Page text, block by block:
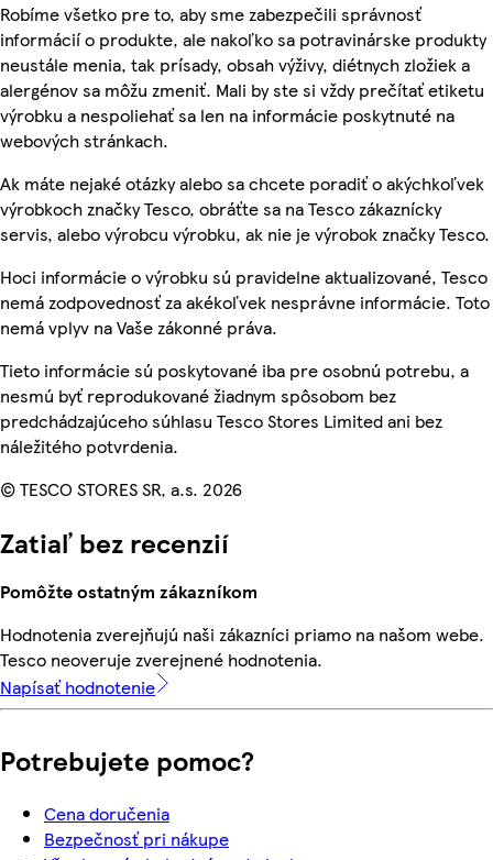
Robíme všetko pre to, aby sme zabezpečili správnosť
informácií o produkte, ale nakoľko sa potravinárske produkty
neustále menia, tak prísady, obsah výživy, diétnych zložiek a
alergénov sa môžu zmeniť. Mali by ste si vždy prečítať etiketu
výrobku a nespoliehať sa len na informácie poskytnuté na
webových stránkach.
Ak máte nejaké otázky alebo sa chcete poradiť o akýchkoľvek
výrobkoch značky Tesco, obráťte sa na Tesco zákaznícky
servis, alebo výrobcu výrobku, ak nie je výrobok značky Tesco.
Hoci informácie o výrobku sú pravidelne aktualizované, Tesco
nemá zodpovednosť za akékoľvek nesprávne informácie. Toto
nemá vplyv na Vaše zákonné práva.
Tieto informácie sú poskytované iba pre osobnú potrebu, a
nesmú byť reprodukované žiadnym spôsobom bez
predchádzajúceho súhlasu Tesco Stores Limited ani bez
náležitého potvrdenia.
© TESCO STORES SR, a.s. 2026
Zatiaľ bez recenzií
Pomôžte ostatným zákazníkom
Hodnotenia zverejňujú naši zákazníci priamo na našom webe.
Tesco neoveruje zverejnené hodnotenia.
Napísať hodnotenie
Potrebujete pomoc?
Cena doručenia
Bezpečnosť pri nákupe